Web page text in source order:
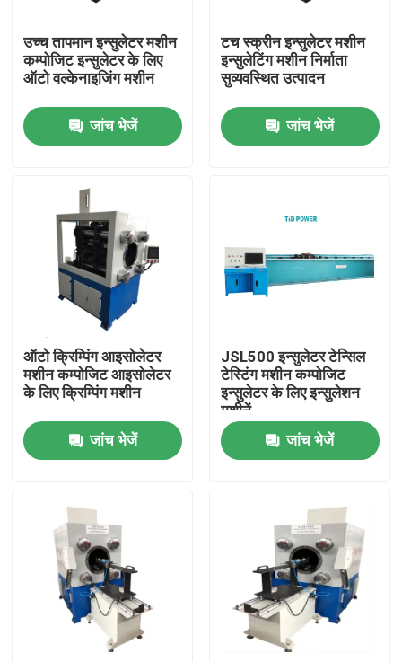
घर
वीडियो
हमारे बारे में
कारखाना भ्रमण
गुणवत्ता नियंत्रण
समाचार
एक उद्धरण का अनुरोध करें
उच्च तापमान इन्सुलेटर मशीन
कम्पोजिट इन्सुलेटर के लिए
ऑटो वल्केनाइजिंग मशीन
जांच भेजें
टच स्क्रीन इन्सुलेटर मशीन
इन्सुलेटिंग मशीन निर्माता
सुव्यवस्थित उत्पादन
जांच भेजें
ऑटो क्रिम्पिंग आइसोलेटर
मशीन कम्पोजिट आइसोलेटर
के लिए क्रिम्पिंग मशीन
जांच भेजें
JSL500 इन्सुलेटर टेन्सिल
टेस्टिंग मशीन कम्पोजिट
इन्सुलेटर के लिए इन्सुलेशन
मशीनें
जांच भेजें